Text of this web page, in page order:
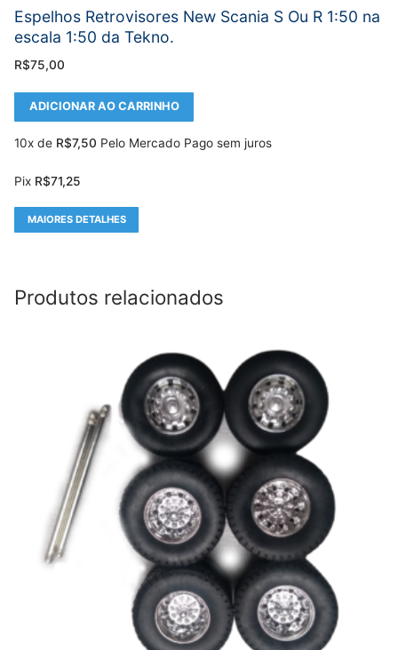
Espelhos Retrovisores New Scania S Ou R 1:50 na
escala 1:50 da Tekno.
R$75,00
ADICIONAR AO CARRINHO
10x de R$7,50 Pelo Mercado Pago sem juros
Pix R$71,25
MAIORES DETALHES
Produtos relacionados